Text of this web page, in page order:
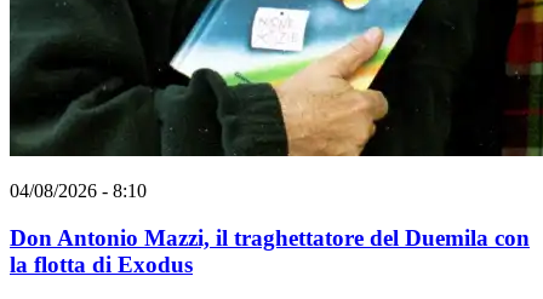
04/08/2026 - 8:10
Don Antonio Mazzi, il traghettatore del Duemila con
la flotta di Exodus